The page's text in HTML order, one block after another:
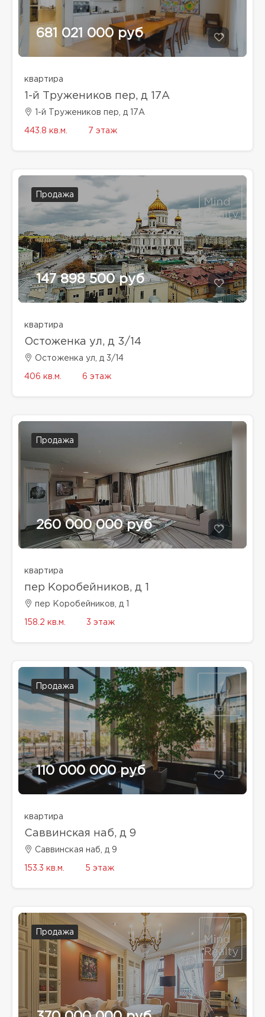
681 021 000 руб
квартира
1-й Тружеников пер, д 17А
1-й Тружеников пер, д 17А
443.8 кв.м. 7 этаж
Продажа
147 898 500 руб
квартира
Остоженка ул, д 3/14
Остоженка ул, д 3/14
406 кв.м. 6 этаж
Продажа
260 000 000 руб
квартира
пер Коробейников, д 1
пер Коробейников, д 1
158.2 кв.м. 3 этаж
Продажа
110 000 000 руб
квартира
Саввинская наб, д 9
Саввинская наб, д 9
153.3 кв.м. 5 этаж
Продажа